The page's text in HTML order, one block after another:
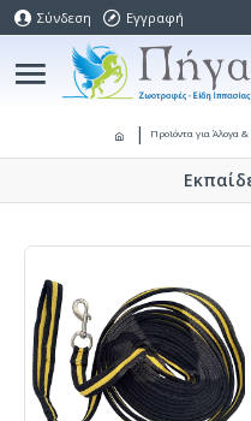
Σύνδεση Εγγραφή
Προϊόντα για Άλογα